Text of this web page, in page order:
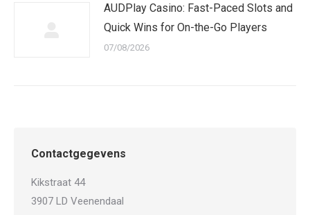
AUDPlay Casino: Fast-Paced Slots and
Quick Wins for On-the-Go Players
07/08/2026
Contactgegevens
Kikstraat 44
3907 LD Veenendaal